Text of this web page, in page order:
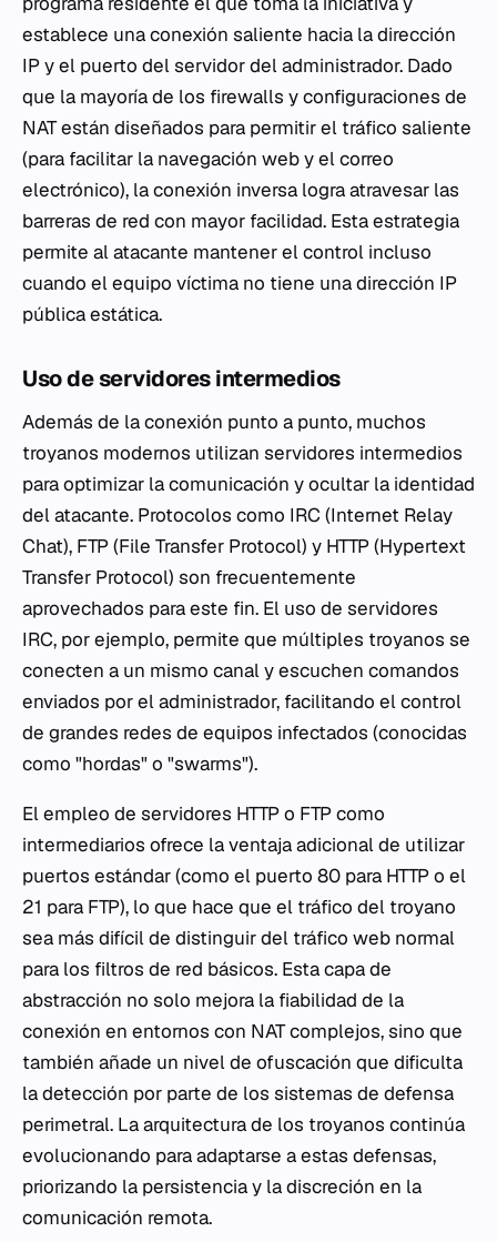
establece una conexión saliente hacia la dirección
IP y el puerto del servidor del administrador. Dado
que la mayoría de los firewalls y configuraciones de
NAT están diseñados para permitir el tráfico saliente
(para facilitar la navegación web y el correo
electrónico), la conexión inversa logra atravesar las
barreras de red con mayor facilidad. Esta estrategia
permite al atacante mantener el control incluso
cuando el equipo víctima no tiene una dirección IP
pública estática.
Uso de servidores intermedios
Además de la conexión punto a punto, muchos
troyanos modernos utilizan servidores intermedios
para optimizar la comunicación y ocultar la identidad
del atacante. Protocolos como IRC (Internet Relay
Chat), FTP (File Transfer Protocol) y HTTP (Hypertext
Transfer Protocol) son frecuentemente
aprovechados para este fin. El uso de servidores
IRC, por ejemplo, permite que múltiples troyanos se
conecten a un mismo canal y escuchen comandos
enviados por el administrador, facilitando el control
de grandes redes de equipos infectados (conocidas
como "hordas" o "swarms").
El empleo de servidores HTTP o FTP como
intermediarios ofrece la ventaja adicional de utilizar
puertos estándar (como el puerto 80 para HTTP o el
21 para FTP), lo que hace que el tráfico del troyano
sea más difícil de distinguir del tráfico web normal
para los filtros de red básicos. Esta capa de
abstracción no solo mejora la fiabilidad de la
conexión en entornos con NAT complejos, sino que
también añade un nivel de ofuscación que dificulta
la detección por parte de los sistemas de defensa
perimetral. La arquitectura de los troyanos continúa
evolucionando para adaptarse a estas defensas,
priorizando la persistencia y la discreción en la
comunicación remota.